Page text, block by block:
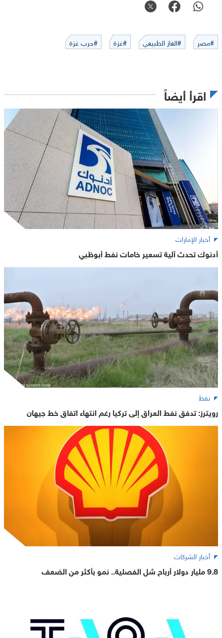
#مصر #الغاز الطبيعي #غزة #حرب غزة
اقرأ أيضاً
أخبار الإمارات
أدنوك تحدث آلية تسعير خامات نفط أبوظبي
نفط
رويترز: تدفق نفط العراق إلى تركيا رغم انتهاء اتفاق خط جيهان
أخبار الشركات
9.8 مليار دولار أرباح شل الفصلية.. نمو بأكثر من الضعف